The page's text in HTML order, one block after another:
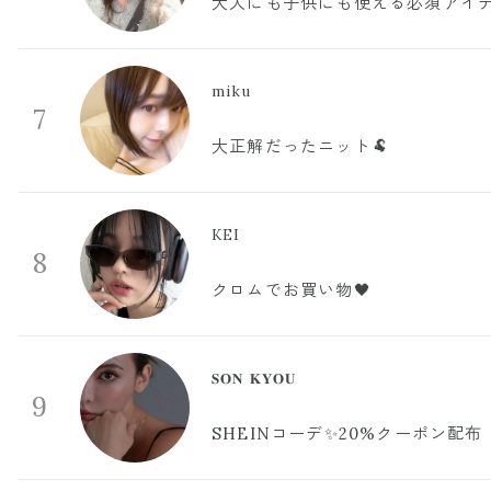
7
miku
大正解だったニット🐏
8
KEI
クロムでお買い物🖤
9
𝐒𝐎𝐍 𝐊𝐘𝐎𝐔
SHEINコーデ✨20%クーポン配布